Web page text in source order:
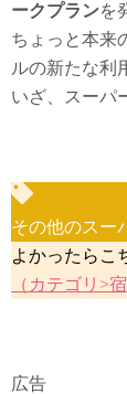
ークプランを
ちょっと本来
ルの新たな利
いざ、スーパ
その他のスー
よかったらこ
（カテゴリ>
広告